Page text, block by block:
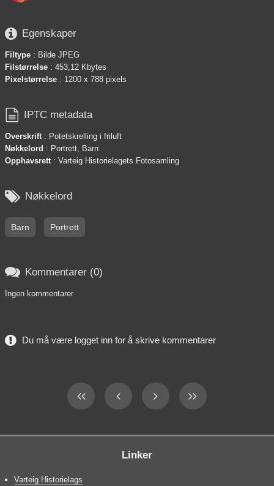
 Egenskaper
Filtype : Bilde JPEG
Filstørrelse : 453,12 Kbytes
Pixelstørrelse : 1200 x 788 pixels
 IPTC metadata
Overskrift : Potetskrelling i friluft
Nøkkelord : Portrett, Barn
Opphavsrett : Varteig Historielagets Fotosamling
 Nøkkelord
Barn Portrett
 Kommentarer (0)
Ingen kommentarer
Du må være logget inn for å skrive kommentarer
Linker
Varteig Historielags